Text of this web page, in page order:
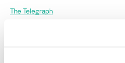
The Telegraph